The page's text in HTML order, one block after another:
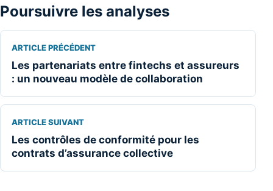
Poursuivre les analyses
ARTICLE PRÉCÉDENT
Les partenariats entre fintechs et assureurs
: un nouveau modèle de collaboration
ARTICLE SUIVANT
Les contrôles de conformité pour les
contrats d’assurance collective